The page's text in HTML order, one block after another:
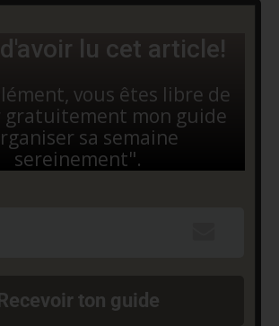
lu cet article!
vous êtes libre de
gratuitement mon guide
sa semaine
sereinement".
ton guide